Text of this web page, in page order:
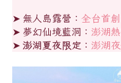
➤ 無人島露營： 全台首
➤ 夢幻仙境藍洞： 澎湖
➤ 澎湖夏夜限定： 澎湖